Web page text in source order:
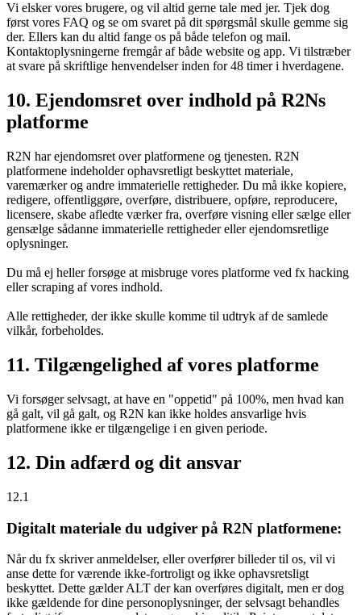
Vi elsker vores brugere, og vil altid gerne tale med jer. Tjek dog
først vores FAQ og se om svaret på dit spørgsmål skulle gemme sig
der. Ellers kan du altid fange os på både telefon og mail.
Kontaktoplysningerne fremgår af både website og app. Vi tilstræber
at svare på skriftlige henvendelser inden for 48 timer i hverdagene.
10. Ejendomsret over indhold på R2Ns
platforme
R2N har ejendomsret over platformene og tjenesten. R2N
platformene indeholder ophavsretligt beskyttet materiale,
varemærker og andre immaterielle rettigheder. Du må ikke kopiere,
redigere, offentliggøre, overføre, distribuere, opføre, reproducere,
licensere, skabe afledte værker fra, overføre visning eller sælge eller
gensælge sådanne immaterielle rettigheder eller ejendomsretlige
oplysninger.
Du må ej heller forsøge at misbruge vores platforme ved fx hacking
eller scraping af vores indhold.
Alle rettigheder, der ikke skulle komme til udtryk af de samlede
vilkår, forbeholdes.
11. Tilgængelighed af vores platforme
Vi forsøger selvsagt, at have en "oppetid" på 100%, men hvad kan
gå galt, vil gå galt, og R2N kan ikke holdes ansvarlige hvis
platformene ikke er tilgængelige i en given periode.
12. Din adfærd og dit ansvar
12.1
Digitalt materiale du udgiver på R2N platformene:
Når du fx skriver anmeldelser, eller overfører billeder til os, vil vi
anse dette for værende ikke-fortroligt og ikke ophavsretsligt
beskyttet. Dette gælder ALT der kan overføres digitalt, men er dog
ikke gældende for dine personoplysninger, der selvsagt behandles